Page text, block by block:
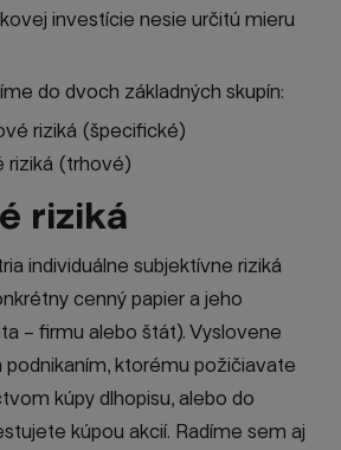
investície nesie určitú mieru
do dvoch základných skupín:
riziká (špecifické)
riziká (trhové)
riziká
individuálne subjektívne riziká
cenný papier a jeho
– firmu alebo štát). Vyslovene
ktorému požičiavate
kúpy dlhopisu, alebo do
kúpou akcií. Radíme sem aj